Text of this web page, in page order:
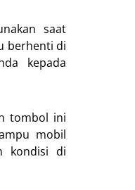
saat
berhenti di
kepada
tombol ini
mobil
kondisi di